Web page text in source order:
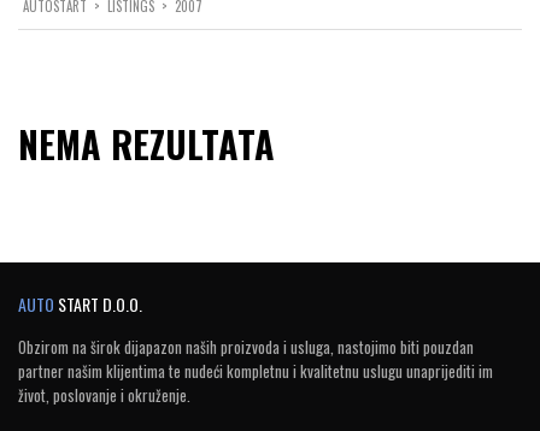
AUTOSTART > LISTINGS > 2007
NEMA REZULTATA
AUTO START D.O.O.
Obzirom na širok dijapazon naših proizvoda i usluga, nastojimo biti pouzdan
partner našim klijentima te nudeći kompletnu i kvalitetnu uslugu unaprijediti im
život, poslovanje i okruženje.